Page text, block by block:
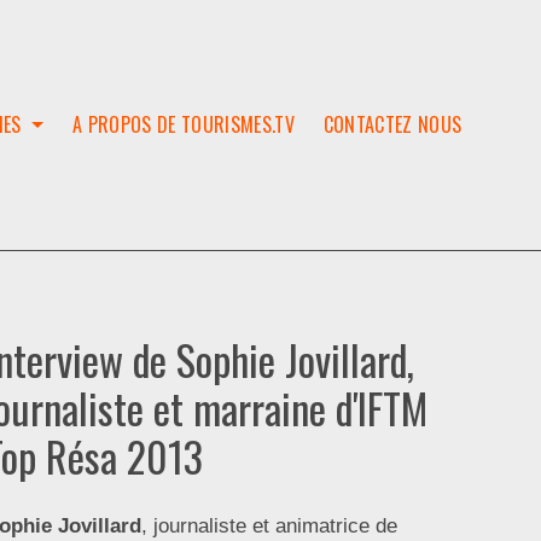
A PROPOS DE TOURISMES.TV CONTACTEZ NOUS
de Sophie Jovillard,
et marraine d'IFTM
Résa 2013
Jovillard, journaliste et animatrice de